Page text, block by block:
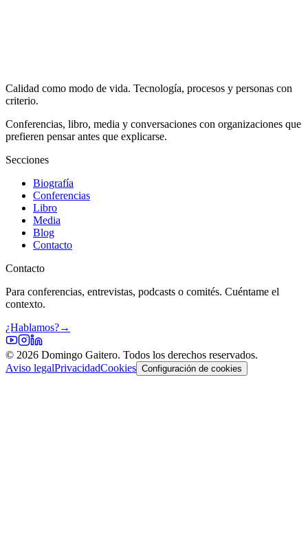
Calidad como modo de vida. Tecnología, procesos y personas con
criterio.
Conferencias, libro, media y conversaciones con organizaciones que
prefieren pensar antes que explicarse.
Secciones
Biografía
Conferencias
Libro
Media
Blog
Contacto
Contacto
Para conferencias, entrevistas, podcasts o comités. Cuéntame el
contexto.
¿Hablamos?→
© 2026 Domingo Gaitero. Todos los derechos reservados.
Aviso legalPrivacidadCookies Configuración de cookies